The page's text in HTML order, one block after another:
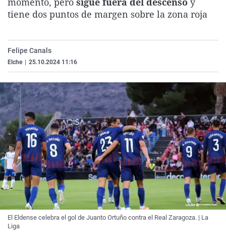
La rosa de los vientos
Como el perro y el
Caso
Equipo de
Extremadura
La Rioja
Virales
Elecciones
tiene dos puntos de margen sobre la zona roja
Felipe Canals
Elche 25.10.2024 11:16
El Eldense celebra el gol de Juanto Ortuño contra el Real Zaragoza. | La
Liga